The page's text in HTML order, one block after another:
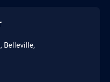
Belleville,